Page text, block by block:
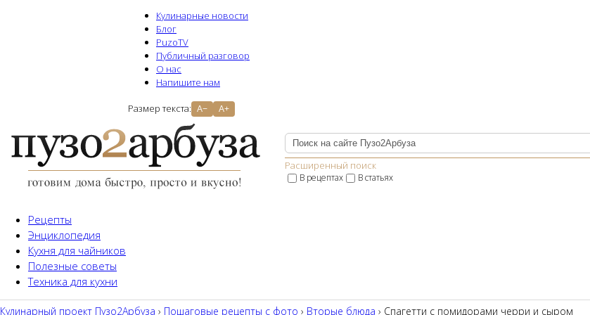
Кулинарные новости
Блог
PuzoTV
Публичный разговор
О нас
Напишите нам
Размер текста: A− A+
Расширенный поиск
В рецептах В статьях
Рецепты
Энциклопедия
Кухня для чайников
Полезные советы
Техника для кухни
Кулинарный проект Пузо2Aрбуза › Пошаговые рецепты с фото › Вторые блюда › Спагетти с помидорами черри и сыром